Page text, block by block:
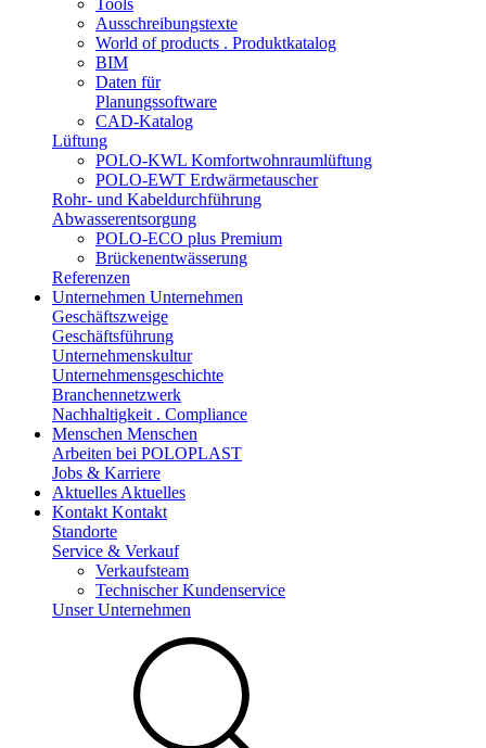
Tools
Ausschreibungstexte
World of products . Produktkatalog
BIM
Daten für
Planungssoftware
CAD-Katalog
Lüftung
POLO-KWL Komfortwohnraumlüftung
POLO-EWT Erdwärmetauscher
Rohr- und Kabeldurchführung
Abwasserentsorgung
POLO-ECO plus Premium
Brückenentwässerung
Referenzen
Unternehmen Unternehmen
Geschäftszweige
Geschäftsführung
Unternehmenskultur
Unternehmensgeschichte
Branchennetzwerk
Nachhaltigkeit . Compliance
Menschen Menschen
Arbeiten bei POLOPLAST
Jobs & Karriere
Aktuelles Aktuelles
Kontakt Kontakt
Standorte
Service & Verkauf
Verkaufsteam
Technischer Kundenservice
Unser Unternehmen